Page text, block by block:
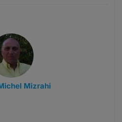
Mizrahi